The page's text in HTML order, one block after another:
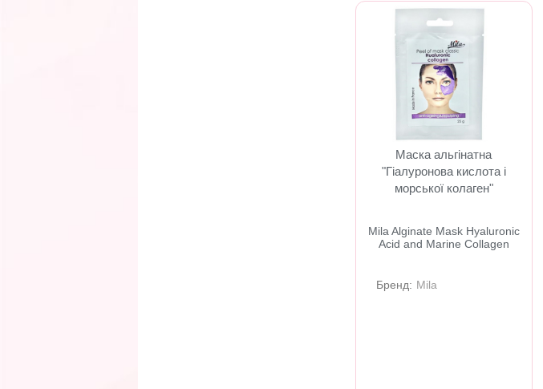
Маска альгінатна
"Гіалуронова кислота і
морської колаген"
Mila Alginate Mask Hyaluronic
Acid and Marine Collagen
Бренд: Mila